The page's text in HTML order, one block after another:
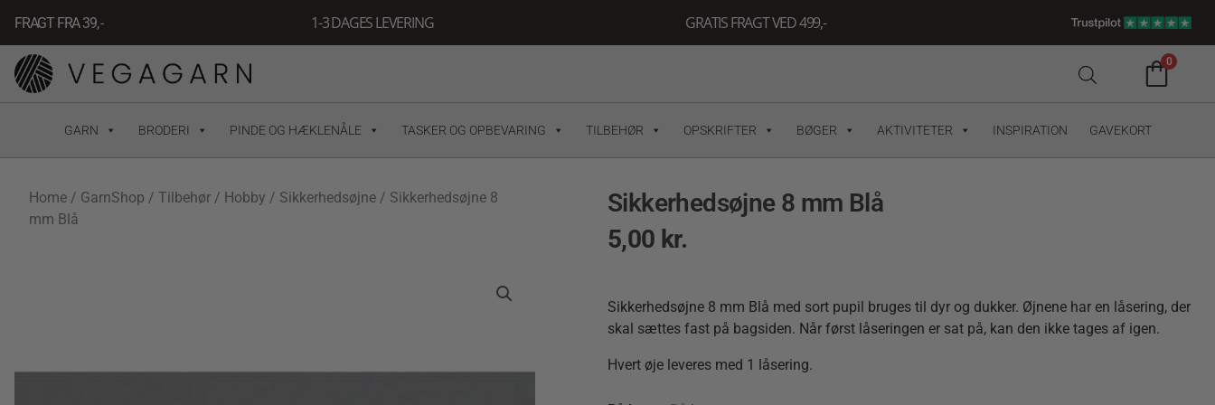
indholdet
FRAGT FRA 39, - 1-3 DAGES LEVERING GRATIS FRAGT VED 499,-
0
GARN BRODERI PINDE OG HÆKLENÅLE TASKER OG OPBEVARING TILBEHØR OPSKRIFTER BØGER AKTIVITETER INSPIRATION GAVEKORT
Home / GarnShop / Tilbehør / Hobby / Sikkerhedsøjne / Sikkerhedsøjne 8
mm Blå
Sikkerhedsøjne 8 mm Blå
5,00 kr.
Sikkerhedsøjne 8 mm Blå med sort pupil bruges til dyr og dukker. Øjnene har en låsering, der
skal sættes fast på bagsiden. Når først låseringen er sat på, kan den ikke tages af igen.
Hvert øje leveres med 1 låsering.